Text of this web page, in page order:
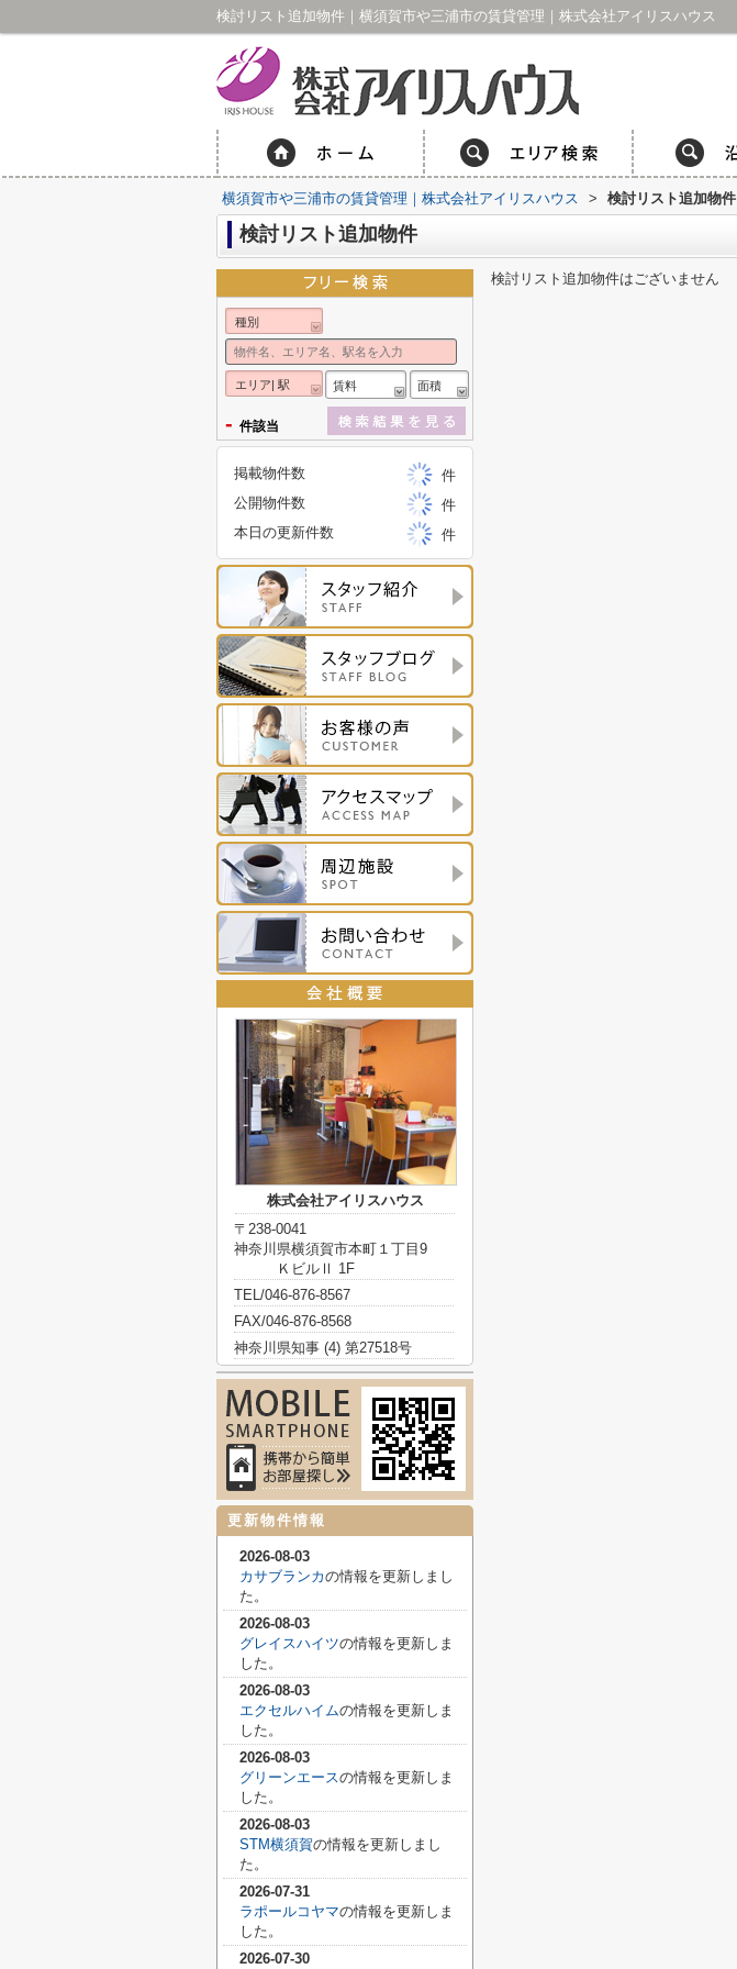
検討リスト追加物件｜横須賀市や三浦市の賃貸管理｜株式会社アイリスハウス
横須賀市や三浦市の賃貸管理｜株式会社アイリスハウス > 検討リスト追加物件
検討リスト追加物件
検討リスト追加物件はございません
種別
エリア| 駅 賃料 面積
- 件該当
掲載物件数
件
公開物件数
件
本日の更新件数
件
株式会社アイリスハウス
〒238-0041
神奈川県横須賀市本町１丁目9
ＫビルⅡ 1F
TEL/046-876-8567
FAX/046-876-8568
神奈川県知事 (4) 第27518号
更新物件情報
2026-08-03
カサブランカの情報を更新しまし
た。
2026-08-03
グレイスハイツの情報を更新しま
した。
2026-08-03
エクセルハイムの情報を更新しま
した。
2026-08-03
グリーンエースの情報を更新しま
した。
2026-08-03
STM横須賀の情報を更新しまし
た。
2026-07-31
ラポールコヤマの情報を更新しま
した。
2026-07-30